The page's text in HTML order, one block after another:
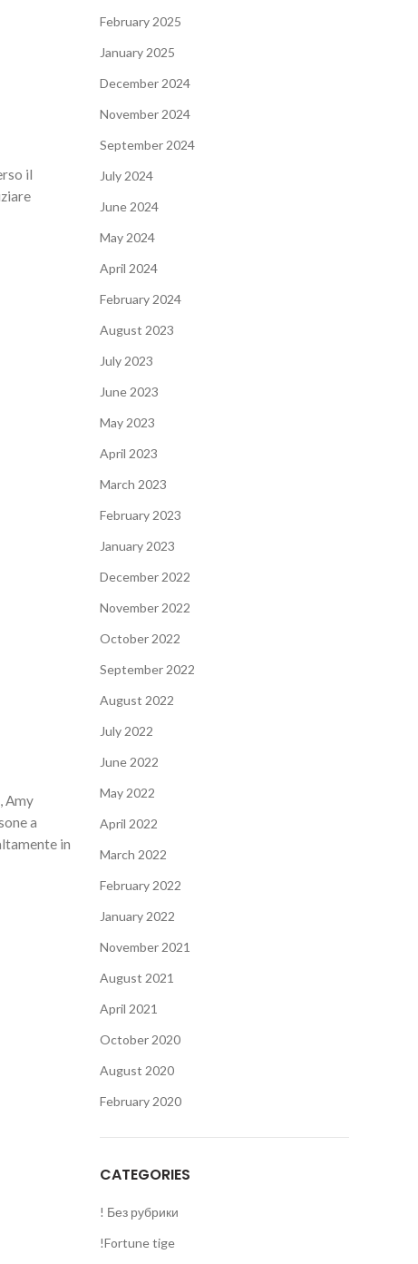
il
Amy
a
in
February 2025
January 2025
December 2024
November 2024
September 2024
July 2024
June 2024
May 2024
April 2024
February 2024
August 2023
July 2023
June 2023
May 2023
April 2023
March 2023
February 2023
January 2023
December 2022
November 2022
October 2022
September 2022
August 2022
July 2022
June 2022
May 2022
April 2022
March 2022
February 2022
January 2022
November 2021
August 2021
April 2021
October 2020
August 2020
February 2020
CATEGORIES
! Без рубрики
!Fortune tige